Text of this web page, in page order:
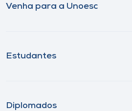
Venha para a Unoesc
Estudantes
Diplomados